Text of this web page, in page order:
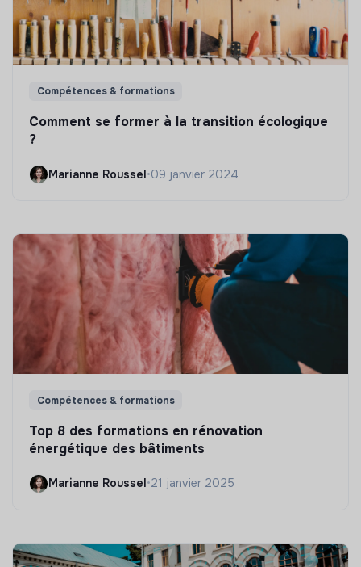
Compétences & formations
Comment se former à la transition écologique
?
Marianne Roussel•09 janvier 2024
Compétences & formations
Top 8 des formations en rénovation
énergétique des bâtiments
Marianne Roussel•21 janvier 2025